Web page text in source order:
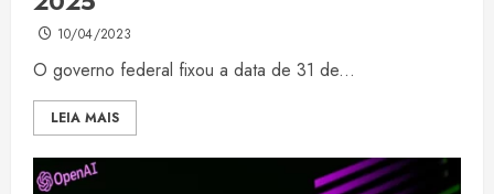
10/04/2023
O governo federal fixou a data de 31 de...
LEIA MAIS